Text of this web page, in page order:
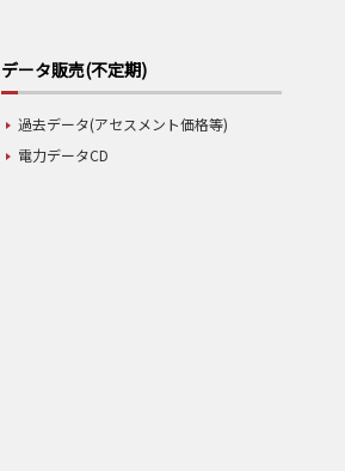
データ販売(不定期)
過去データ(アセスメント価格等)
電力データCD